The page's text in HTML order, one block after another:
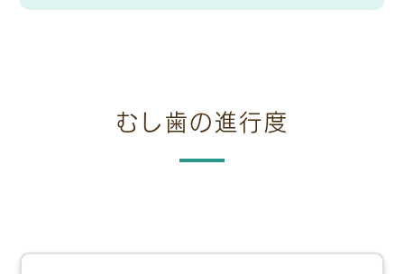
むし歯の進行度